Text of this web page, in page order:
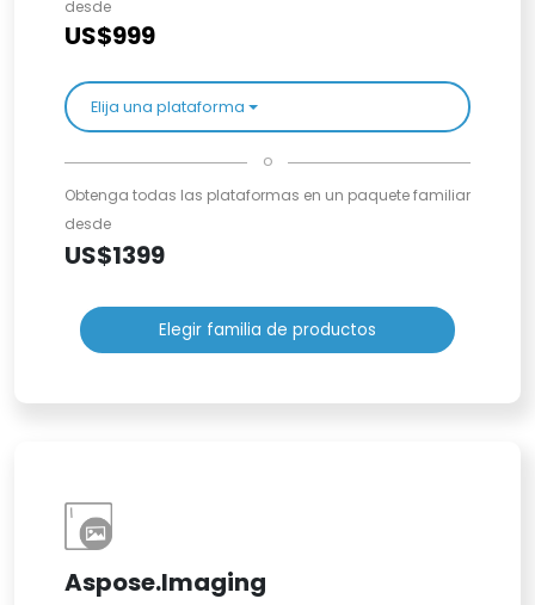
desde
US$999
Elija una plataforma
o
Obtenga todas las plataformas en un paquete familiar
desde
US$1399
Elegir familia de productos
Aspose.Imaging